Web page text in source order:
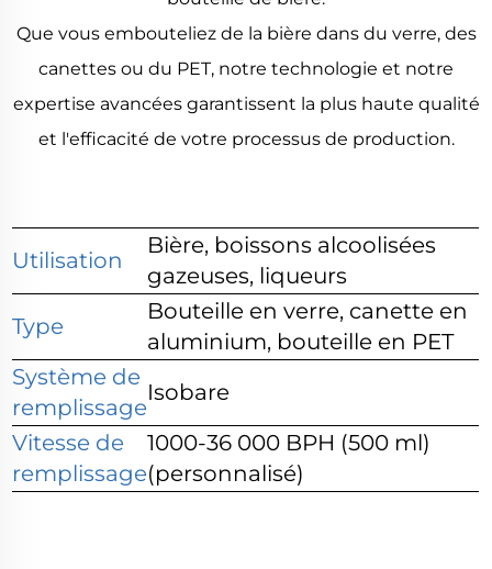
Que vous embouteliez de la bière dans du verre, des
canettes ou du PET, notre technologie et notre
expertise avancées garantissent la plus haute qualité
et l'efficacité de votre processus de production.
Utilisation
Bière, boissons alcoolisées
gazeuses, liqueurs
Type
Bouteille en verre, canette en
aluminium, bouteille en PET
Système de
remplissage
Isobare
Vitesse de
remplissage
1000-36 000 BPH (500 ml)
(personnalisé)